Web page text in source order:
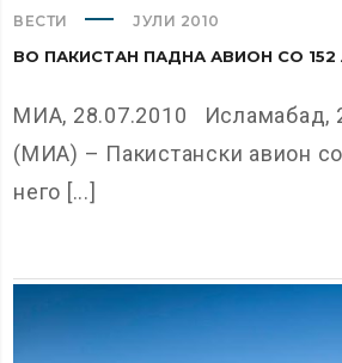
ВЕСТИ ЈУЛИ 2010
ВО ПАКИСТАН ПАДНА АВИОН СО
МИА, 28.07.2010 Исламабад,
(МИА) – Пакистански авион
него [...]